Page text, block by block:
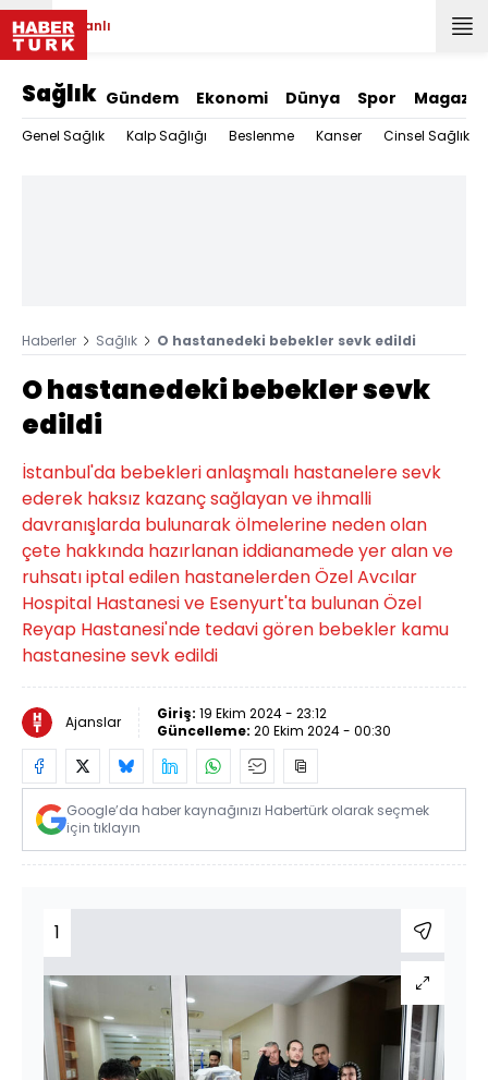
Canlı
Sağlık Gündem Ekonomi Dünya Spor Magazin
Genel Sağlık Kalp Sağlığı Beslenme Kanser Cinsel Sağlık
Haberler Sağlık O hastanedeki bebekler sevk edildi
O hastanedeki bebekler sevk
edildi
İstanbul'da bebekleri anlaşmalı hastanelere sevk
ederek haksız kazanç sağlayan ve ihmalli
davranışlarda bulunarak ölmelerine neden olan
çete hakkında hazırlanan iddianamede yer alan ve
ruhsatı iptal edilen hastanelerden Özel Avcılar
Hospital Hastanesi ve Esenyurt'ta bulunan Özel
Reyap Hastanesi'nde tedavi gören bebekler kamu
hastanesine sevk edildi
Ajanslar Giriş: 19 Ekim 2024 - 23:12
Güncelleme: 20 Ekim 2024 - 00:30
Google’da haber kaynağınızı Habertürk olarak seçmek
için tıklayın
1